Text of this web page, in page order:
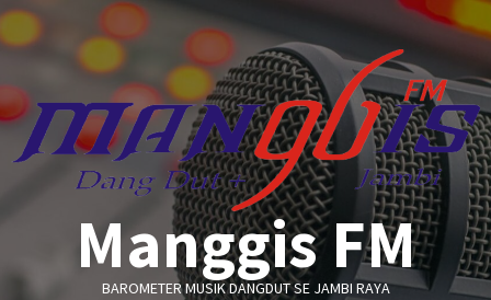
Skip
to
Manggis FM
BAROMETER MUSIK DANGDUT SE JAMBI RAYA